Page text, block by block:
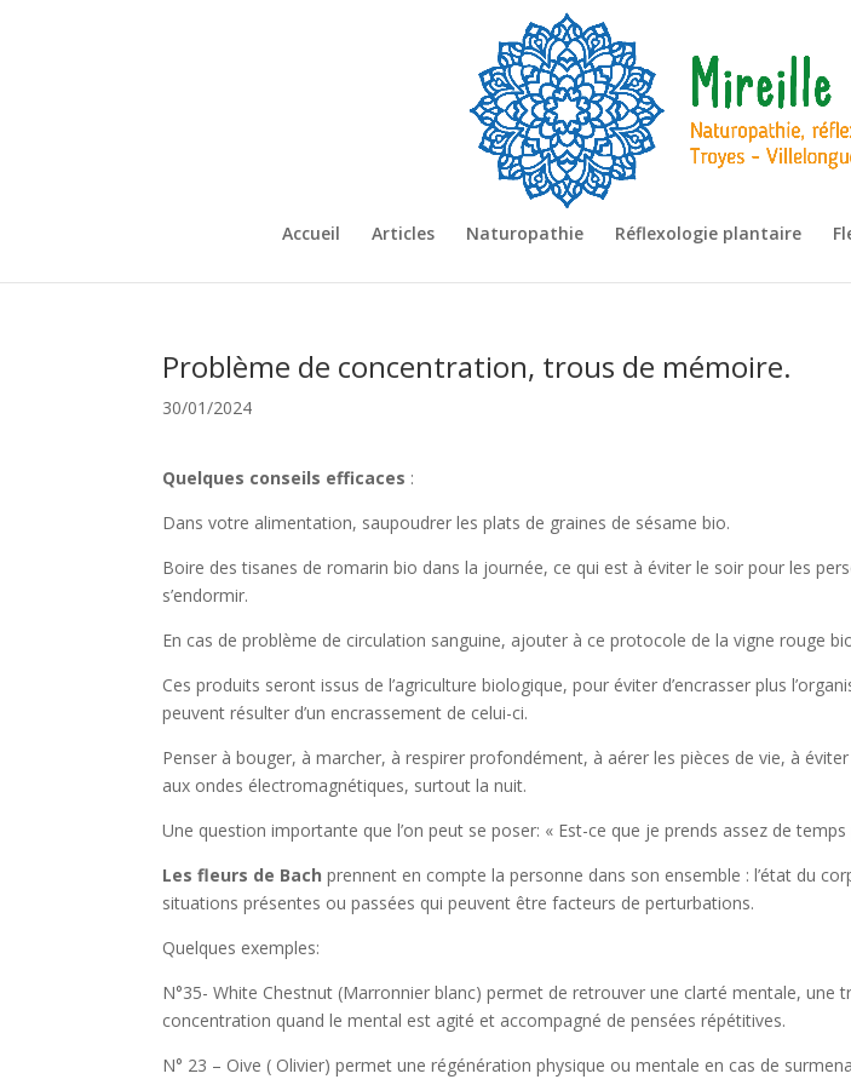
Accueil Articles Naturopathie Réflexologie plantaire
Problème de concentration, trous de mémoire.
30/01/2024
Quelques conseils efficaces :
Dans votre alimentation, saupoudrer les plats de graines de sésame bio.
Boire des tisanes de romarin bio dans la journée, ce qui est à éviter le soir pour les
s’endormir.
En cas de problème de circulation sanguine, ajouter à ce protocole de la vigne rouge
Ces produits seront issus de l’agriculture biologique, pour éviter d’encrasser plus
peuvent résulter d’un encrassement de celui-ci.
Penser à bouger, à marcher, à respirer profondément, à aérer les pièces de vie, à
aux ondes électromagnétiques, surtout la nuit.
Une question importante que l’on peut se poser: « Est-ce que je prends assez de
Les fleurs de Bach prennent en compte la personne dans son ensemble : l’état du
situations présentes ou passées qui peuvent être facteurs de perturbations.
Quelques exemples:
N°35- White Chestnut (Marronnier blanc) permet de retrouver une clarté mentale, une
concentration quand le mental est agité et accompagné de pensées répétitives.
N° 23 – Oive ( Olivier) permet une régénération physique ou mentale en cas de